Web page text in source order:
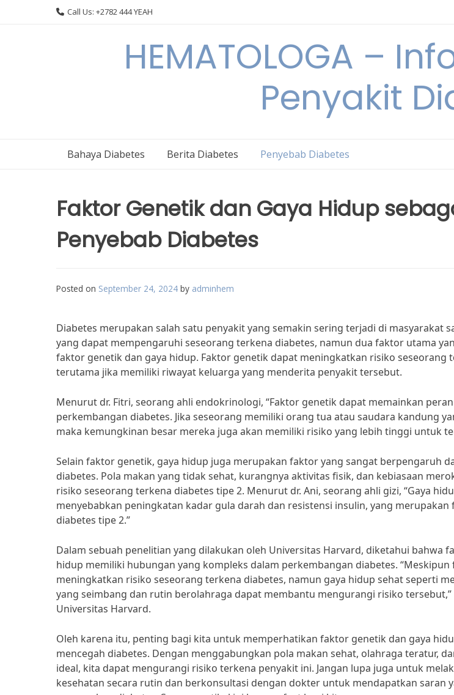
Call Us: +2782 444 YEAH
HEMATOLOGA –
Penyakit
Bahaya Diabetes Berita Diabetes Penyebab Diabetes
Faktor Genetik dan Gaya Hidup
Penyebab Diabetes
Posted on September 24, 2024 by adminhem
Diabetes merupakan salah satu penyakit yang semakin sering terjadi di masyarakat
yang dapat mempengaruhi seseorang terkena diabetes, namun dua faktor utama
faktor genetik dan gaya hidup. Faktor genetik dapat meningkatkan risiko seseorang
terutama jika memiliki riwayat keluarga yang menderita penyakit tersebut.
Menurut dr. Fitri, seorang ahli endokrinologi, “Faktor genetik dapat memainkan
perkembangan diabetes. Jika seseorang memiliki orang tua atau saudara kandung
maka kemungkinan besar mereka juga akan memiliki risiko yang lebih tinggi untuk
Selain faktor genetik, gaya hidup juga merupakan faktor yang sangat berpengaruh
diabetes. Pola makan yang tidak sehat, kurangnya aktivitas fisik, dan kebiasaan
risiko seseorang terkena diabetes tipe 2. Menurut dr. Ani, seorang ahli gizi, “Gaya
menyebabkan peningkatan kadar gula darah dan resistensi insulin, yang
diabetes tipe 2.”
Dalam sebuah penelitian yang dilakukan oleh Universitas Harvard, diketahui bahwa
hidup memiliki hubungan yang kompleks dalam perkembangan diabetes.
meningkatkan risiko seseorang terkena diabetes, namun gaya hidup sehat seperti
yang seimbang dan rutin berolahraga dapat membantu mengurangi risiko
Universitas Harvard.
Oleh karena itu, penting bagi kita untuk memperhatikan faktor genetik dan gaya
mencegah diabetes. Dengan menggabungkan pola makan sehat, olahraga teratur,
ideal, kita dapat mengurangi risiko terkena penyakit ini. Jangan lupa juga untuk
kesehatan secara rutin dan berkonsultasi dengan dokter untuk mendapatkan saran